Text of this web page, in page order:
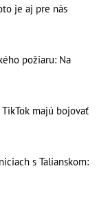
je aj pre nás
požiaru: Na
majú bojovať
s Talianskom: